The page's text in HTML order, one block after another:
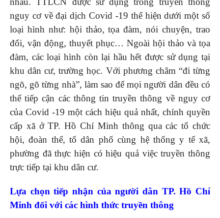
nguy cơ về đại dịch Covid -19 thể hiện dưới một số
loại hình như: hội thảo, tọa đàm, nói chuyện, trao
đổi, vận động, thuyết phục… Ngoài hội thảo và tọa
đàm, các loại hình còn lại hầu hết được sử dụng tại
khu dân cư, trường học. Với phương châm “đi từng
ngõ, gõ từng nhà”, làm sao để mọi người dân đều có
thể tiếp cận các thông tin truyền thông về nguy cơ
của Covid -19 một cách hiệu quả nhất, chính quyền
cấp xã ở TP. Hồ Chí Minh thông qua các tổ chức
hội, đoàn thể, tổ dân phố cùng hệ thống y tế xã,
phường đã thực hiện có hiệu quả việc truyền thông
trực tiếp tại khu dân cư.
Lựa chọn tiếp nhận của người dân TP.Hồ Chí
Minh đối với các hình thức truyền thông